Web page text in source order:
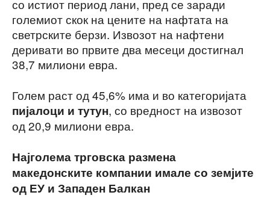
со истиот период лани, пред се заради
големиот скок на цените на нафтата на
светрските берзи. Извозот на нафтени
деривати во првите два месеци достигнал
38,7 милиони евра.
Голем раст од 45,6% има и во категоријата
пијалоци и тутун, со вредност на извозот
од 20,9 милиони евра.
Најголема трговска размена
македонските компании имале со земјите
од ЕУ и Западен Балкан